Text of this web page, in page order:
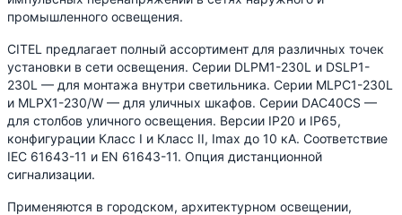
промышленного освещения.
CITEL предлагает полный ассортимент для различных точек
установки в сети освещения. Серии DLPM1-230L и DSLP1-
230L — для монтажа внутри светильника. Серии MLPC1-230L
и MLPX1-230/W — для уличных шкафов. Серии DAC40CS —
для столбов уличного освещения. Версии IP20 и IP65,
конфигурации Класс I и Класс II, Imax до 10 кА. Соответствие
IEC 61643-11 и EN 61643-11. Опция дистанционной
сигнализации.
Применяются в городском, архитектурном освещении,